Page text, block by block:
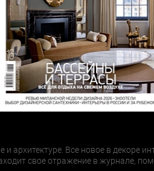
Все новое в декоре
свое отражение в журнале,